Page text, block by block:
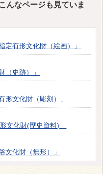
んなページも見ていま
定有形文化財（絵画）」
（史跡）」
形文化財（彫刻）」
文化財(歴史資料)」
文化財（無形）」